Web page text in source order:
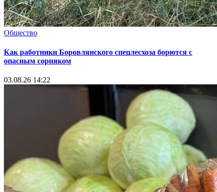
Общество
Как работники Боровлянского спецлесхоза борются с
опасным сорняком
03.08.26 14:22